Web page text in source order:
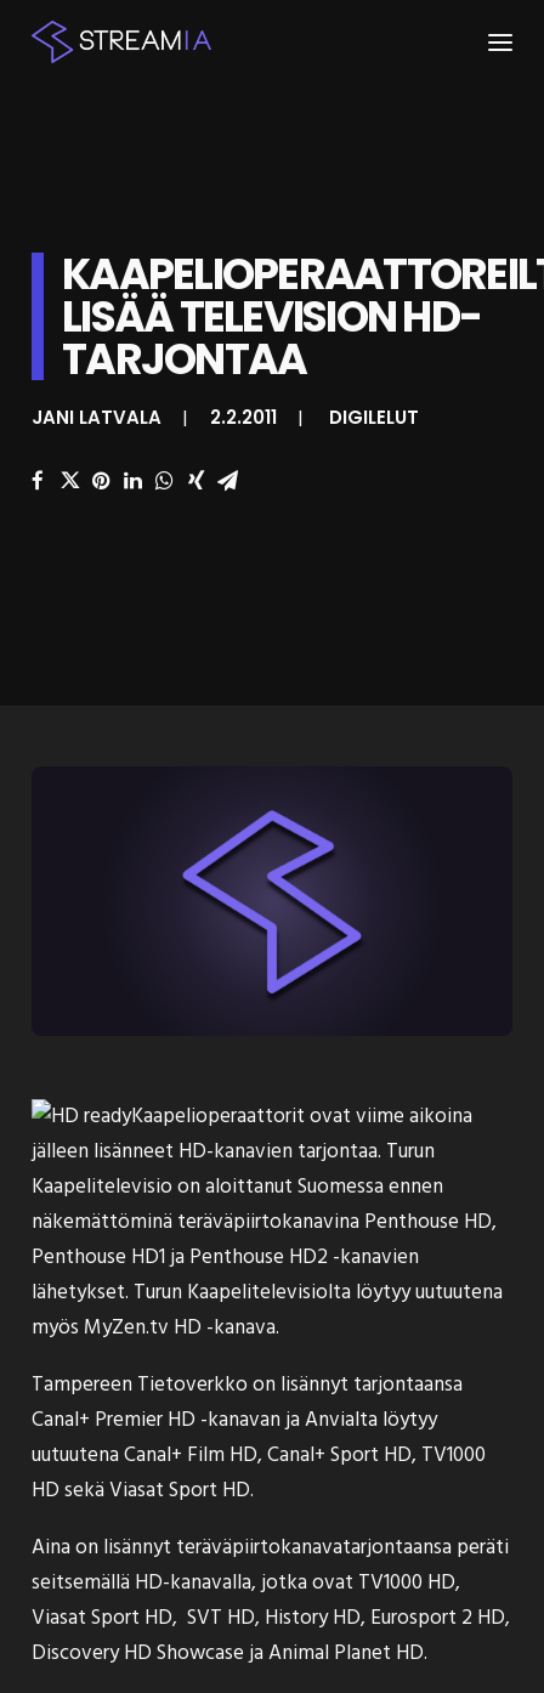
KESKUSTELU
SHOP
LISÄÄ TELEVISION HD-
TARJONTAA
JANI LATVALA | 2.2.2011 | DIGILELUT
Kaapelioperaattorit ovat viime aikoina
jälleen lisänneet HD-kanavien tarjontaa. Turun
Kaapelitelevisio on aloittanut Suomessa ennen
näkemättöminä teräväpiirtokanavina Penthouse HD,
Penthouse HD1 ja Penthouse HD2 -kanavien
lähetykset. Turun Kaapelitelevisiolta löytyy uutuutena
myös MyZen.tv HD -kanava.
Tampereen Tietoverkko on lisännyt tarjontaansa
Canal+ Premier HD -kanavan ja Anvialta löytyy
uutuutena Canal+ Film HD, Canal+ Sport HD, TV1000
HD sekä Viasat Sport HD.
Aina on lisännyt teräväpiirtokanavatarjontaansa peräti
seitsemällä HD-kanavalla, jotka ovat TV1000 HD,
Viasat Sport HD, SVT HD, History HD, Eurosport 2 HD,
Discovery HD Showcase ja Animal Planet HD.